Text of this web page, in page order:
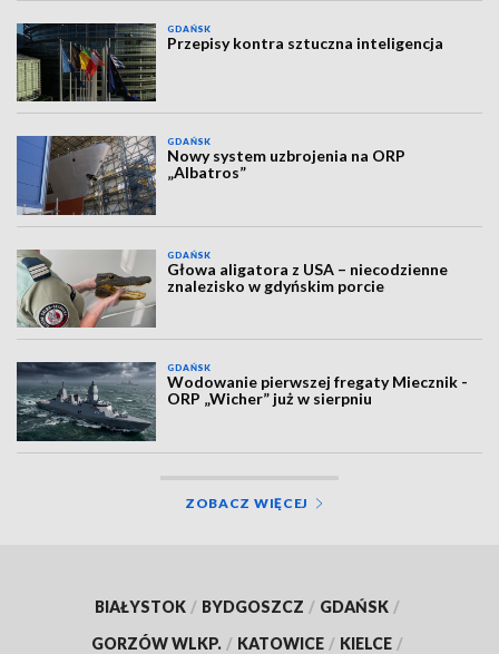
GDAŃSK
Przepisy kontra sztuczna inteligencja
GDAŃSK
Nowy system uzbrojenia na ORP
„Albatros”
GDAŃSK
Głowa aligatora z USA – niecodzienne
znalezisko w gdyńskim porcie
GDAŃSK
Wodowanie pierwszej fregaty Miecznik -
ORP „Wicher” już w sierpniu
ZOBACZ WIĘCEJ
BIAŁYSTOK / BYDGOSZCZ / GDAŃSK /
GORZÓW WLKP. / KATOWICE / KIELCE /